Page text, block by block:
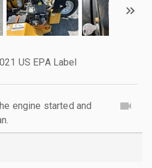
US EPA Label
engine started and